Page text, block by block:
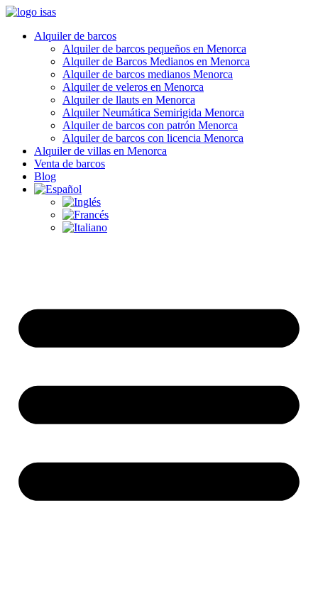
Alquiler de barcos
Alquiler de barcos pequeños en Menorca
Alquiler de Barcos Medianos en Menorca
Alquiler de barcos medianos Menorca
Alquiler de veleros en Menorca
Alquiler de llauts en Menorca
Alquiler Neumática Semirigida Menorca
Alquiler de barcos con patrón Menorca
Alquiler de barcos con licencia Menorca
Alquiler de villas en Menorca
Venta de barcos
Blog